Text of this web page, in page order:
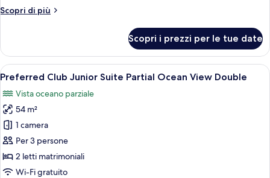
Pool
Scopri di più
Altri
Club
Junior
Suite
View
King
Scopri i prezzi per le tue date
Apri
tutte
le
foto
per
Preferred
Club
Junior
Un balcone con mobili in vimini,
5
Preferred Club Junior Suite Partial Ocean View Double
Vista oceano parziale
54 m²
1 camera
Per 3 persone
2 letti matrimoniali
Wi-Fi gratuito